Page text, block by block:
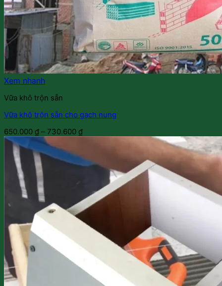
Xem nhanh
Vữa khô trộn sẵn
Vữa khô trộn sẵn cho gạch nung
650.000 ₫ – 730.600 ₫